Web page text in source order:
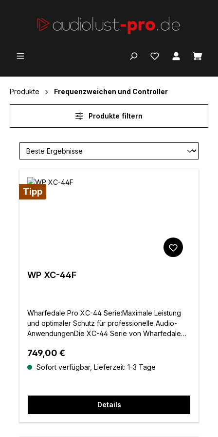
Produkte Frequenzweichen und Controller
Produkte filtern
Tipp
WP XC-44F
Wharfedale Pro XC-44 Serie:Maximale Leistung
und optimaler Schutz für professionelle Audio-
AnwendungenDie XC-44 Serie von Wharfedale
Systemsteuerung dar und setzt neue Maßstäbe in
Sachen Leistung, Schutz und
mit fortschrittlicher DSP-Technologie ausgestattet
und bieten eine präzise Steuerung und
umfassenden Schutz für jedes
Lautsprechersystem. Diese Controller kombinieren
Regulärer Preis:
749,00 €
Sofort verfügbar, Lieferzeit: 1-3 Tage
Details